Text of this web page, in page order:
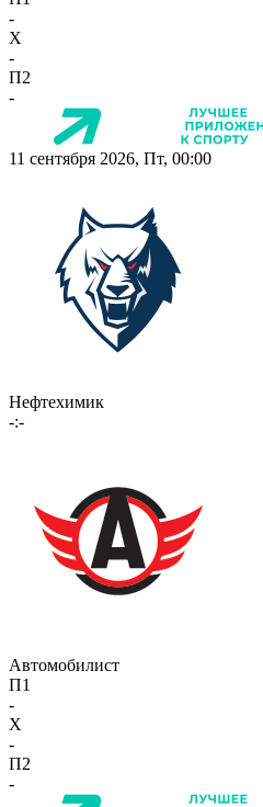
-
X
-
П2
-
11 сентября 2026, Пт, 00:00
Нефтехимик
-:-
Автомобилист
П1
-
X
-
П2
-